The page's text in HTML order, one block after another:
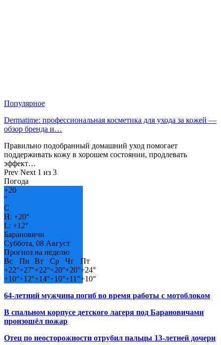
Популярное
Dermatime: профессиональная косметика для ухода за кожей —
обзор бренда и…
Правильно подобранный домашний уход помогает
поддерживать кожу в хорошем состоянии, продлевать
эффект…
Prev Next 1 из 3
Погода
+20
°
C
H: +20°
L: +12°
Барановичи
Суббота, 08 Август
Прогноз на неделю
Вс
Пн Вт Ср Чт
Пт
+22°+27°+22°+20°+20°+24°
+10°+12°+14°+10°+11°+10°
64-летний мужчина погиб во время работы с мотоблоком
В спальном корпусе детского лагеря под Барановичами
произошёл пожар
Отец по неосторожности отрубил пальцы 13-летней дочери